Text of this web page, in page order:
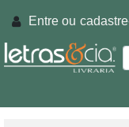
Entre ou